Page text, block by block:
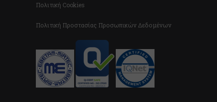
Πολιτική Cookies
Πολιτική Προστασίας Προσωπικών Δεδομένων